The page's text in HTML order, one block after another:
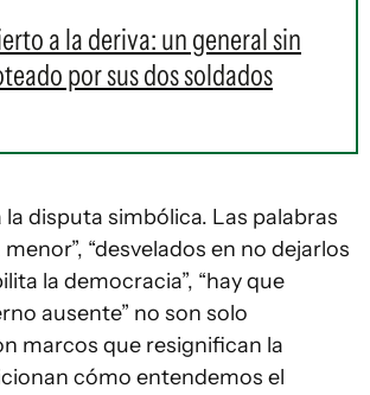
a la deriva: un general sin
por sus dos soldados
disputa simbólica. Las palabras
“desvelados en no dejarlos
la democracia”, “hay que
ausente” no son solo
marcos que resignifican la
cómo entendemos el